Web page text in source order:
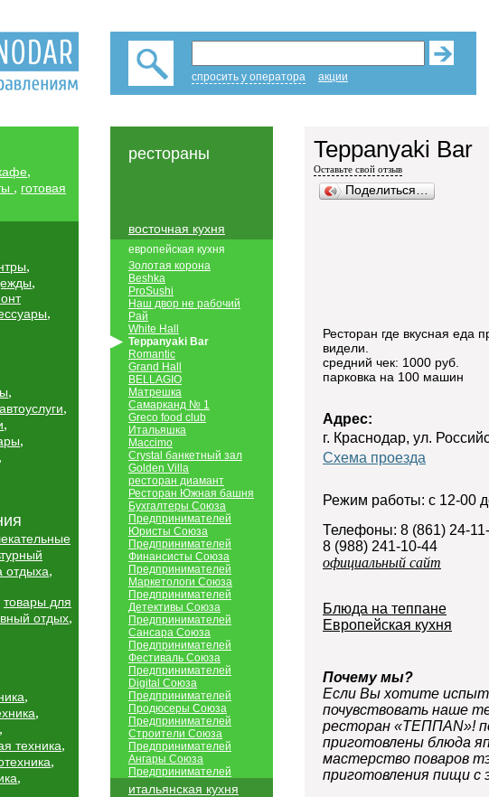
спросить у оператора акции
,
, готовая
,
,
,
,
автоуслуги,
,
,
,
отдыха,
товары для
отдых,
,
,
,
техника,
,
,
рестораны
восточная кухня
европейская кухня
Золотая корона
Beshka
ProSushi
Наш двор не рабочий
Рай
White Hall
Teppanyaki Bar
Romantic
Grand Hall
BELLAGIO
Матрешка
Самарканд № 1
Greco food club
Итальяшка
Maccimo
Crystal банкетный зал
Golden Villa
ресторан диамант
Ресторан Южная башня
Бухгалтеры Союза
Предпринимателей
Юристы Союза
Предпринимателей
Финансисты Союза
Предпринимателей
Маркетологи Союза
Предпринимателей
Детективы Союза
Предпринимателей
Сансара Союза
Предпринимателей
Фестиваль Союза
Предпринимателей
Digital Союза
Предпринимателей
Продюсеры Союза
Предпринимателей
Строители Союза
Предпринимателей
Ангары Союза
Предпринимателей
итальянская кухня
Teppanyaki Bar
Оставьте свой отзыв
Поделиться…
Ресторан где вкусная еда
видели.
средний чек: 1000 руб.
парковка на 100 машин
Адрес:
г. Краснодар, ул.
Схема проезда
Режим работы: с 12-00
Телефоны: 8 (861) 24-
8 (988) 241-10-44
официальный сайт
Блюда на теппане
Европейская кухня
Почему мы?
Если Вы хотите
почувствовать наше
ресторан «ТЕППАN»!
приготовлены блюда
мастерство поваров
приготовления пищи с